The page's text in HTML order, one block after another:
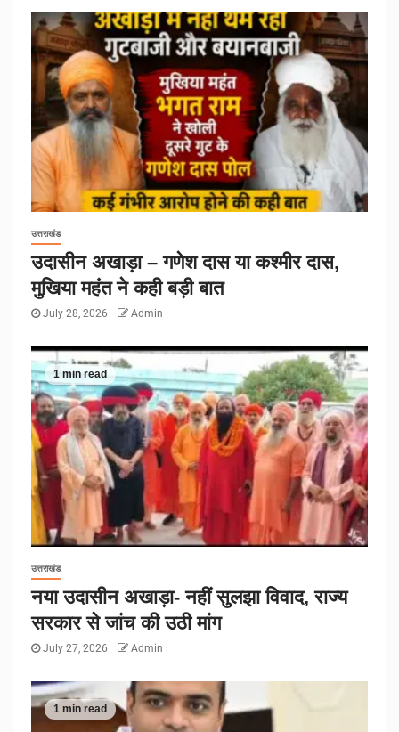
उत्तराखंड
उदासीन अखाड़ा – गणेश दास या कश्मीर दास,
मुखिया महंत ने कही बड़ी बात
July 28, 2026 Admin
1 min read
उत्तराखंड
नया उदासीन अखाड़ा- नहीं सुलझा विवाद, राज्य
सरकार से जांच की उठी मांग
July 27, 2026 Admin
1 min read